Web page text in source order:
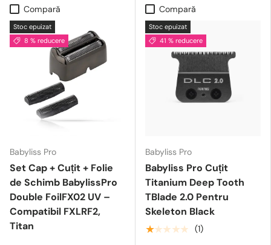
Compară
Stoc epuizat
8 % reducere
Babyliss Pro
Set Cap + Cuțit + Folie
de Schimb BabylissPro
Double FoilFX02 UV –
Compatibil FXLRF2,
Titan
Compară
Stoc epuizat
41 % reducere
Babyliss Pro
Babyliss Pro Cuțit
Titanium Deep Tooth
TBlade 2.0 Pentru
Skeleton Black
★★★★★ (1)